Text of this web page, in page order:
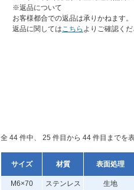
※返品について
お客様都合での返品は承りかねます。
返品に関してはこちら よりご確認くだ
全 44 件中、 25 件目から 44 件目までを
サイズ 材質 表面処理
M6×70 ステンレス 生地